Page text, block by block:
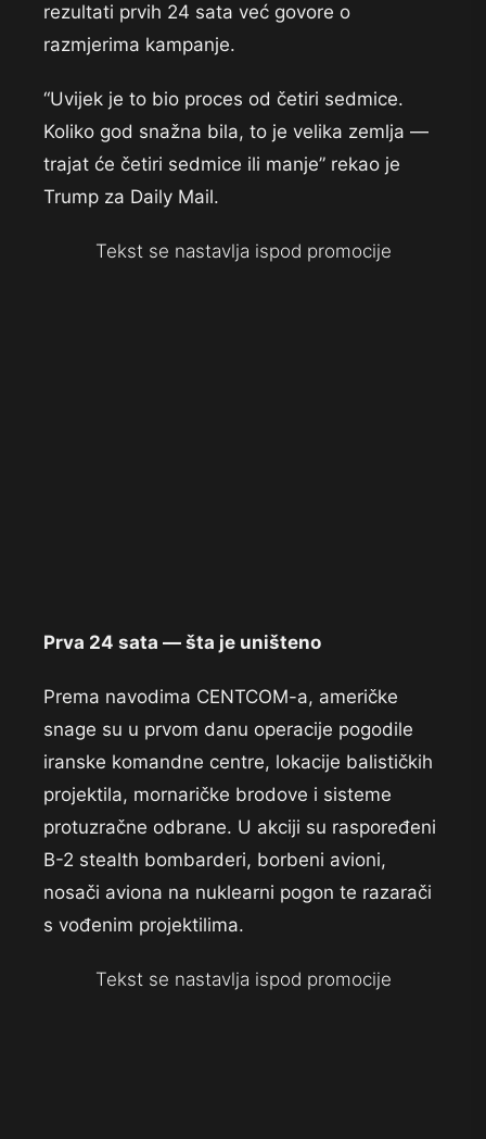
rezultati prvih 24 sata već govore o
razmjerima kampanje.
“Uvijek je to bio proces od četiri sedmice.
Koliko god snažna bila, to je velika zemlja —
trajat će četiri sedmice ili manje” rekao je
Trump za Daily Mail.
Tekst se nastavlja ispod promocije
Prva 24 sata — šta je uništeno
Prema navodima CENTCOM-a, američke
snage su u prvom danu operacije pogodile
iranske komandne centre, lokacije balističkih
projektila, mornaričke brodove i sisteme
protuzračne odbrane. U akciji su raspoređeni
B-2 stealth bombarderi, borbeni avioni,
nosači aviona na nuklearni pogon te razarači
s vođenim projektilima.
Tekst se nastavlja ispod promocije